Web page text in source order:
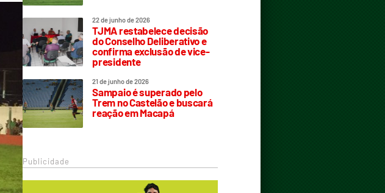
22 de junho de 2026
TJMA restabelece decisão
do Conselho Deliberativo e
confirma exclusão de vice-
presidente
21 de junho de 2026
Sampaio é superado pelo
Trem no Castelão e buscará
reação em Macapá
Publicidade